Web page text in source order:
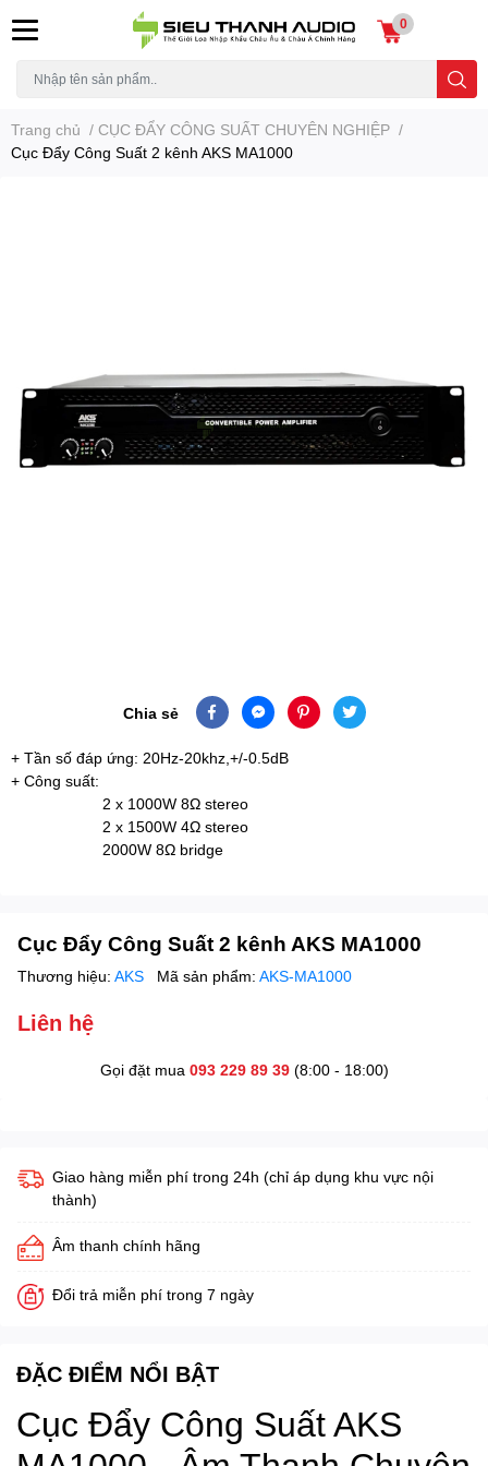
0
Trang chủ / CỤC ĐẨY CÔNG SUẤT CHUYÊN NGHIỆP /
Cục Đẩy Công Suất 2 kênh AKS MA1000
Chia sẻ
+ Tần số đáp ứng: 20Hz-20khz,+/-0.5dB
+ Công suất:
2 x 1000W 8Ω stereo
2 x 1500W 4Ω stereo
2000W 8Ω bridge
Cục Đẩy Công Suất 2 kênh AKS MA1000
Thương hiệu: AKS Mã sản phẩm: AKS-MA1000
Liên hệ
Gọi đặt mua 093 229 89 39(8:00 - 18:00)
Giao hàng miễn phí trong 24h (chỉ áp dụng khu vực nội
thành)
Âm thanh chính hãng
Đổi trả miễn phí trong 7 ngày
ĐẶC ĐIỂM NỔI BẬT
Cục Đẩy Công Suất AKS